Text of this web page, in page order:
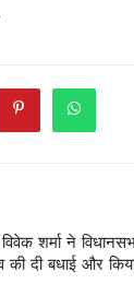
शर्मा ने
दी बधाई और